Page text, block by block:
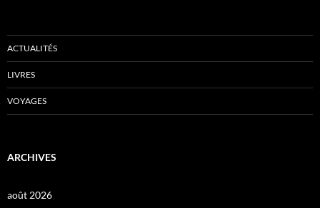
ACTUALITÉS
LIVRES
VOYAGES
ARCHIVES
août 2026